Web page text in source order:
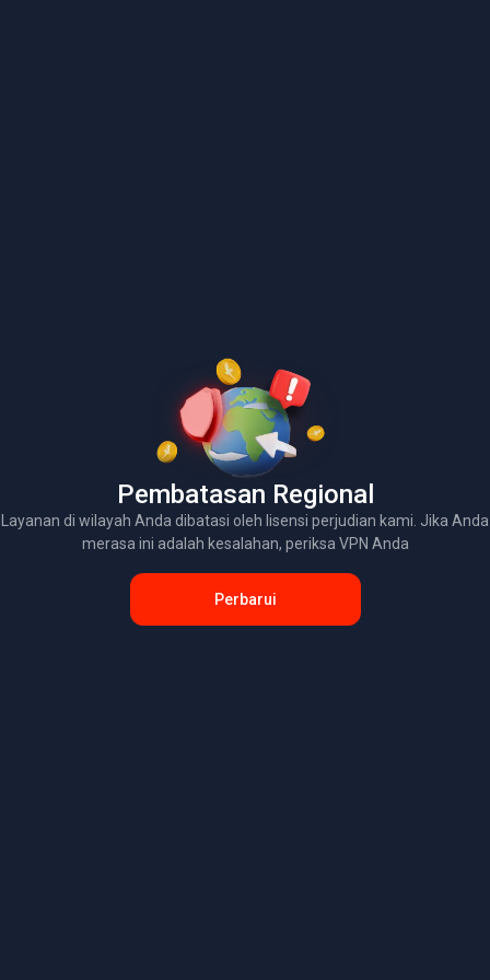
Pembatasan Regional
Layanan di wilayah Anda dibatasi oleh lisensi perjudian kami. Jika Anda
merasa ini adalah kesalahan, periksa VPN Anda
Perbarui